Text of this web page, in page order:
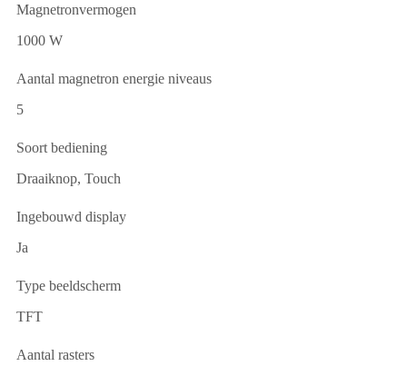
Magnetronvermogen
1000 W
Aantal magnetron energie niveaus
5
Soort bediening
Draaiknop, Touch
Ingebouwd display
Ja
Type beeldscherm
TFT
Aantal rasters